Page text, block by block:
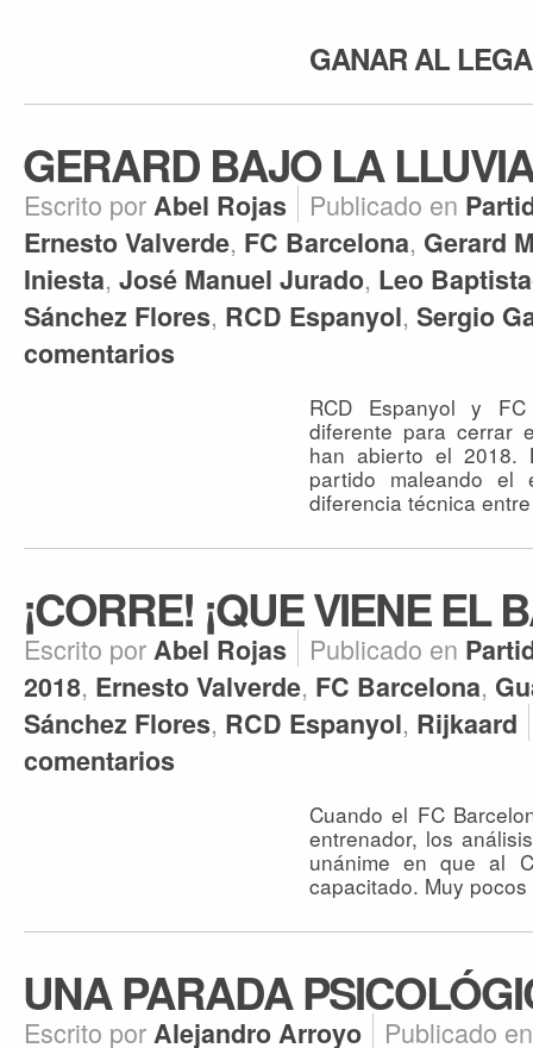
GANAR AL
GERARD BAJO LA
Escrito porAbel Rojas Publicado en
Ernesto Valverde, FC Barcelona, Gerard
Iniesta, José Manuel Jurado, Leo
Sánchez Flores, RCD Espanyol, Sergio
comentarios
RCD Espanyol y
diferente para cerrar
han abierto el 2018.
partido maleando
diferencia técnica
¡CORRE! ¡QUE VIENE EL
Escrito porAbel Rojas Publicado en
2018, Ernesto Valverde, FC Barcelona,
Sánchez Flores, RCD Espanyol, Rijkaard
comentarios
Cuando el FC
entrenador, los
unánime en que al
capacitado. Muy
UNA PARADA
Escrito porAlejandro Arroyo Publicado